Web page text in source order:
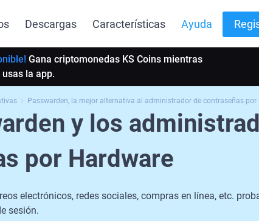
Descargas Características Ayuda
Gana criptomonedas KS Coins mientras
usas la app.
Passwarden, la mejor alternativa al administrador de contraseñas por
y los
por Hardware
electrónicos, redes sociales, compras en línea, etc.
sesión.